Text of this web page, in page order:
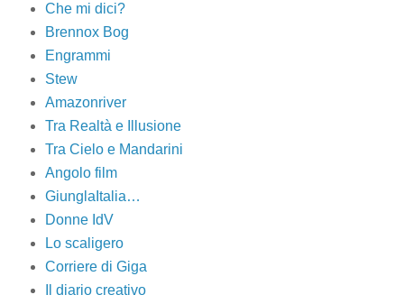
Che mi dici?
Brennox Bog
Engrammi
Stew
Amazonriver
Tra Realtà e Illusione
Tra Cielo e Mandarini
Angolo film
GiunglaItalia…
Donne IdV
Lo scaligero
Corriere di Giga
Il diario creativo